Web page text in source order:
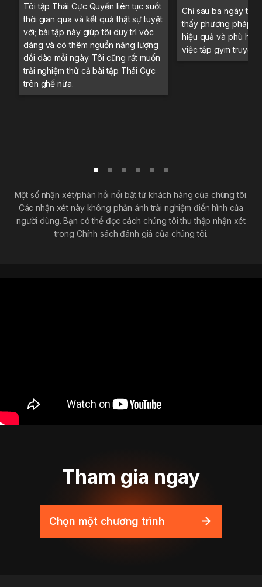
Tôi tập Thái Cực Quyền liên tục suốt
thời gian qua và kết quả thật sự tuyệt
vời; bài tập này giúp tôi duy trì vóc
dáng và có thêm nguồn năng lượng
dồi dào mỗi ngày. Tôi cũng rất muốn
trải nghiệm thử cả bài tập Thái Cực
trên ghế nữa.
Chỉ sau ba ngày trải
thấy phương pháp
hiệu quả và phù hợp
việc tập gym truyền
Một số nhận xét/phản hồi nổi bật từ khách hàng của chúng tôi.
Các nhận xét này không phản ánh trải nghiệm điển hình của
người dùng. Bạn có thể đọc cách chúng tôi thu thập nhận xét
trong Chính sách đánh giá của chúng tôi.
Tham gia ngay
Chọn một chương trình